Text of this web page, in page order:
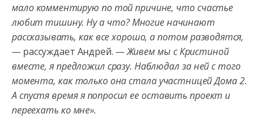
мало комментирую по той причине, что счастье
любит тишину. Ну а что? Многие начинают
рассказывать, как все хорошо, а потом разводятся,
— рассуждает Андрей. — Живем мы с Кристиной
вместе, я предложил сразу. Наблюдал за ней с того
момента, как только она стала участницей Дома 2.
А спустя время я попросил ее оставить проект и
переехать ко мне».